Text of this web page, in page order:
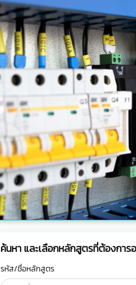
ค้นหา และเลือกหลักสูตรที่ต้องการ
รหัส/ชื่อหลักสูตร